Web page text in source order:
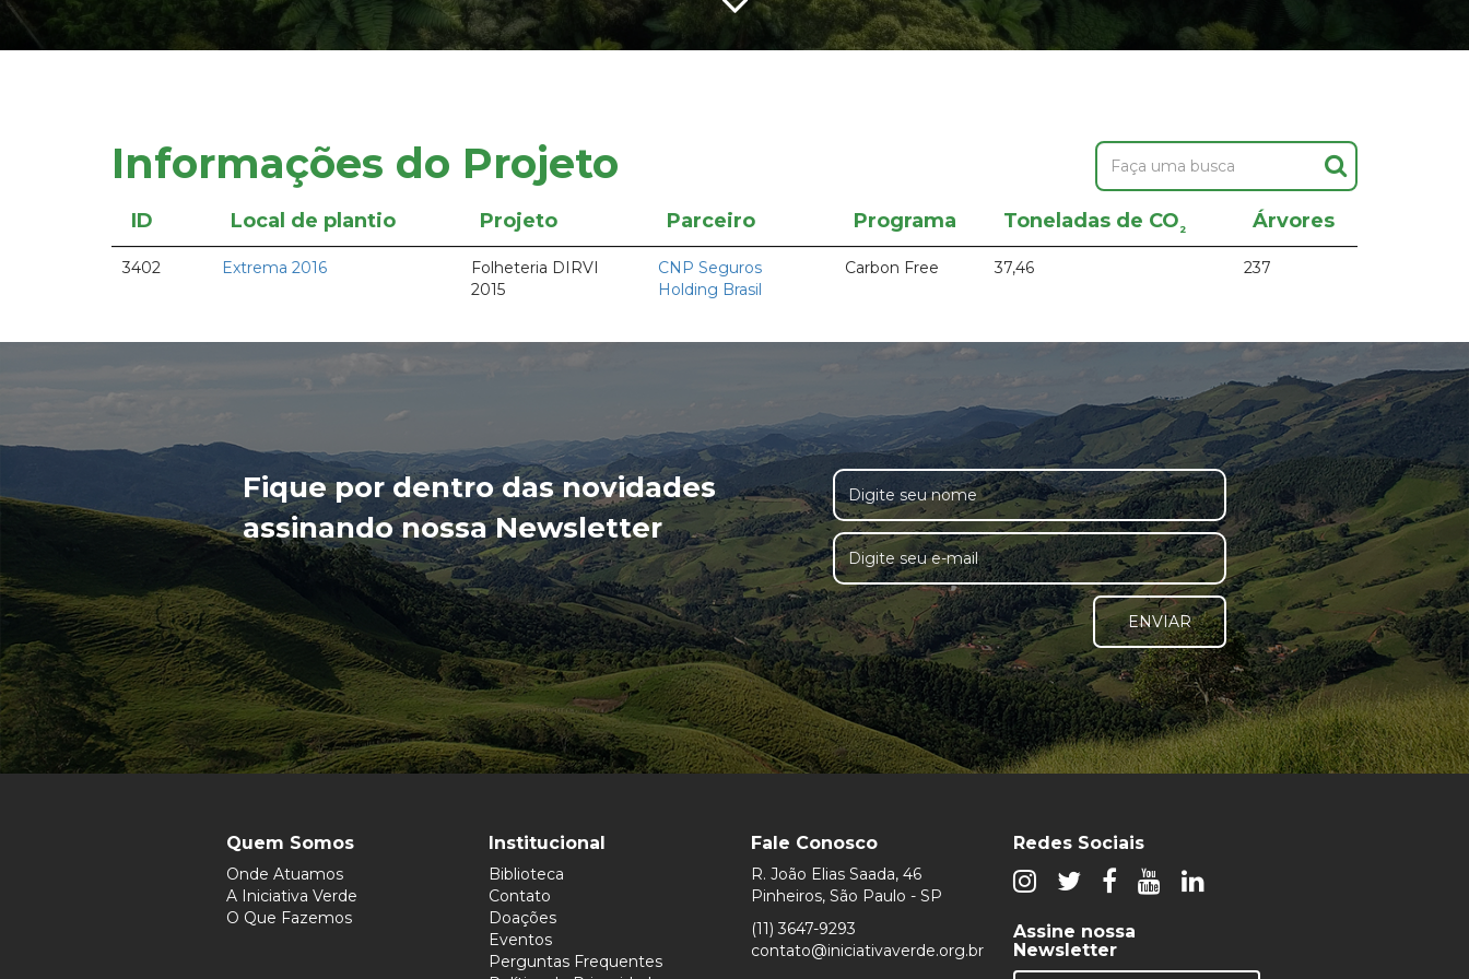
Informações do Projeto
ID Local de plantio Projeto Parceiro Programa Toneladas de CO² Árvores
3402 Extrema 2016
Folheteria DIRVI
2015
CNP Seguros
Holding Brasil
Carbon Free 37,46 237
Fique por dentro das novidades
assinando nossa Newsletter
ENVIAR
Quem Somos
Onde Atuamos
A Iniciativa Verde
O Que Fazemos
Institucional
Biblioteca
Contato
Doações
Eventos
Perguntas Frequentes
Fale Conosco
R. João Elias Saada, 46
Pinheiros, São Paulo - SP
(11) 3647-9293
contato@iniciativaverde.org.br
Redes Sociais
Assine nossa
Newsletter